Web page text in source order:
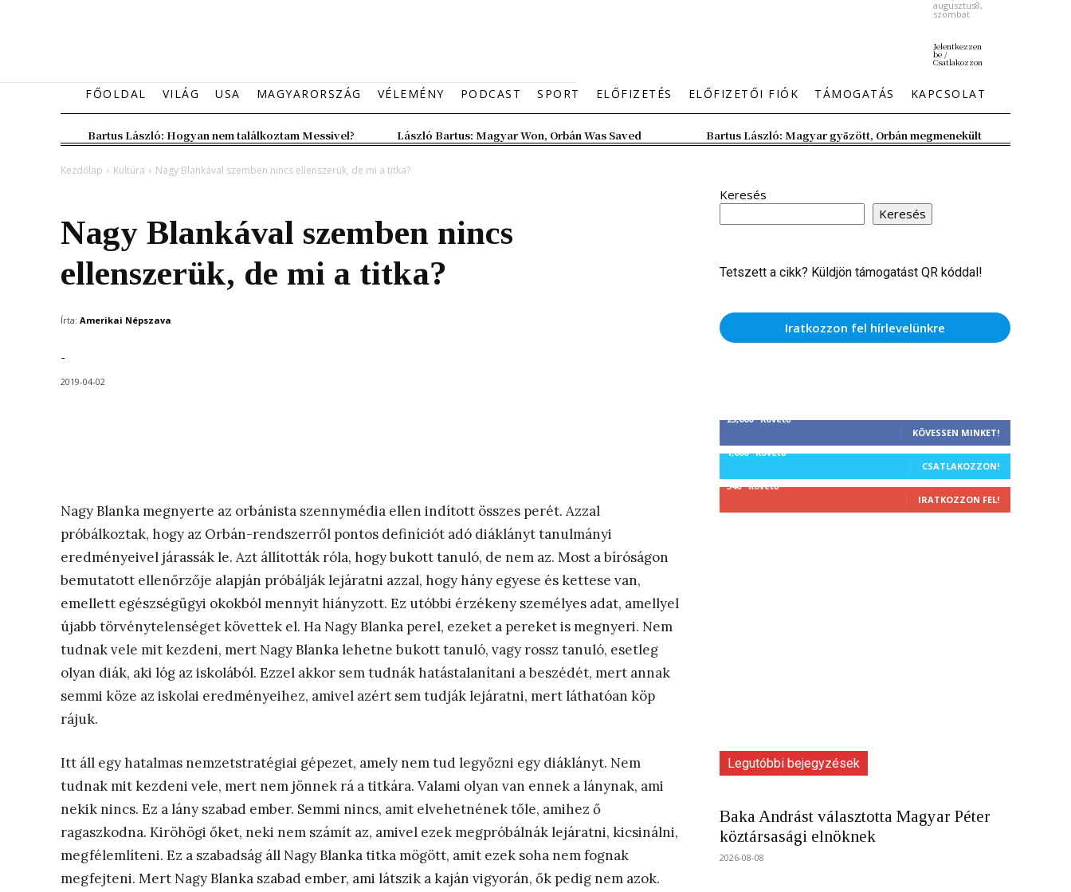
augusztus8,
szombat
Jelentkezzen
be /
Csatlakozzon
FŐOLDAL VILÁG USA MAGYARORSZÁG VÉLEMÉNY PODCAST SPORT ELŐFIZETÉS ELŐFIZETŐI FIÓK TÁMOGATÁS KAPCSOLAT
Bartus László: Hogyan nem találkoztam Messivel? László Bartus: Magyar Won, Orbán Was Saved Bartus László: Magyar győzött, Orbán megmenekült
Kezdőlap Kultúra Nagy Blankával szemben nincs ellenszerük, de mi a titka?
Nagy Blankával szemben nincs
ellenszerük, de mi a titka?
Írta: Amerikai Népszava
-
2019-04-02
Nagy Blanka megnyerte az orbánista szennymédia ellen indított összes perét. Azzal
próbálkoztak, hogy az Orbán-rendszerről pontos definíciót adó diáklányt tanulmányi
eredményeivel járassák le. Azt állították róla, hogy bukott tanuló, de nem az. Most a bíróságon
bemutatott ellenőrzője alapján próbálják lejáratni azzal, hogy hány egyese és kettese van,
emellett egészségügyi okokból mennyit hiányzott. Ez utóbbi érzékeny személyes adat, amellyel
újabb törvénytelenséget követtek el. Ha Nagy Blanka perel, ezeket a pereket is megnyeri. Nem
tudnak vele mit kezdeni, mert Nagy Blanka lehetne bukott tanuló, vagy rossz tanuló, esetleg
olyan diák, aki lóg az iskolából. Ezzel akkor sem tudnák hatástalanítani a beszédét, mert annak
semmi köze az iskolai eredményeihez, amivel azért sem tudják lejáratni, mert láthatóan köp
rájuk.
Itt áll egy hatalmas nemzetstratégiai gépezet, amely nem tud legyőzni egy diáklányt. Nem
tudnak mit kezdeni vele, mert nem jönnek rá a titkára. Valami olyan van ennek a lánynak, ami
nekik nincs. Ez a lány szabad ember. Semmi nincs, amit elvehetnének tőle, amihez ő
ragaszkodna. Kiröhögi őket, neki nem számít az, amivel ezek megpróbálnák lejáratni, kicsinálni,
megfélemlíteni. Ez a szabadság áll Nagy Blanka titka mögött, amit ezek soha nem fognak
megfejteni. Mert Nagy Blanka szabad ember, ami látszik a kaján vigyorán, ők pedig nem azok.
Keresés
Keresés
Tetszett a cikk? Küldjön támogatást QR kóddal!
Iratkozzon fel hírlevelünkre
25,000 Követő
KÖVESSEN MINKET!
1,000 Követő
CSATLAKOZZON!
340 Követő
IRATKOZZON FEL!
Legutóbbi bejegyzések
Baka Andrást választotta Magyar Péter
köztársasági elnöknek
2026-08-08